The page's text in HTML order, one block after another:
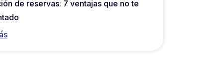
de reservas: 7 ventajas que no te